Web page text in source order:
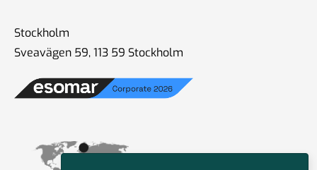
Stockholm
Sveavägen 59, 113 59 Stockholm